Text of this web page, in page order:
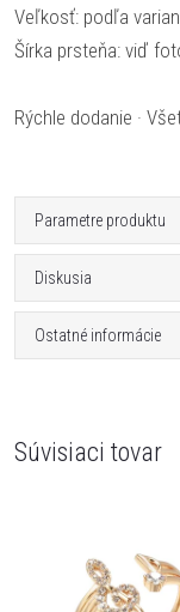
Veľkosť: podľa
Šírka prsteňa: viď
Rýchle dodanie ·
Parametre produktu
Diskusia
Ostatné informácie
Súvisiaci tovar